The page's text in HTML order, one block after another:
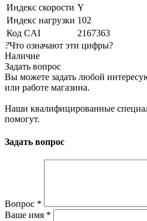
Индекс скорости Y
Индекс нагрузки 102
Код CAI
2167363
?Что означают эти цифры?
Наличие
Задать вопрос
Вы можете задать любой
или работе магазина.
Наши квалифицированные
помогут.
Задать вопрос
Вопрос *
Ваше имя *